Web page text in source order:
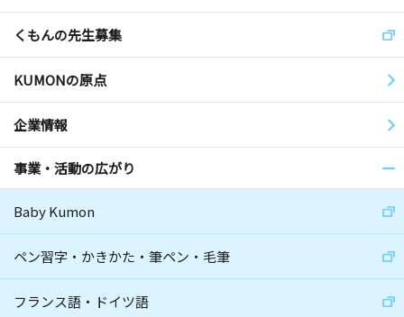
くもんの先生募集
KUMONの原点
企業情報
事業・活動の広がり
Baby Kumon
ペン習字・かきかた・筆ペン・毛筆
フランス語・ドイツ語